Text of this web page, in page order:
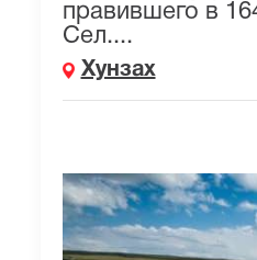
правившего в
Сел....
Хунзах